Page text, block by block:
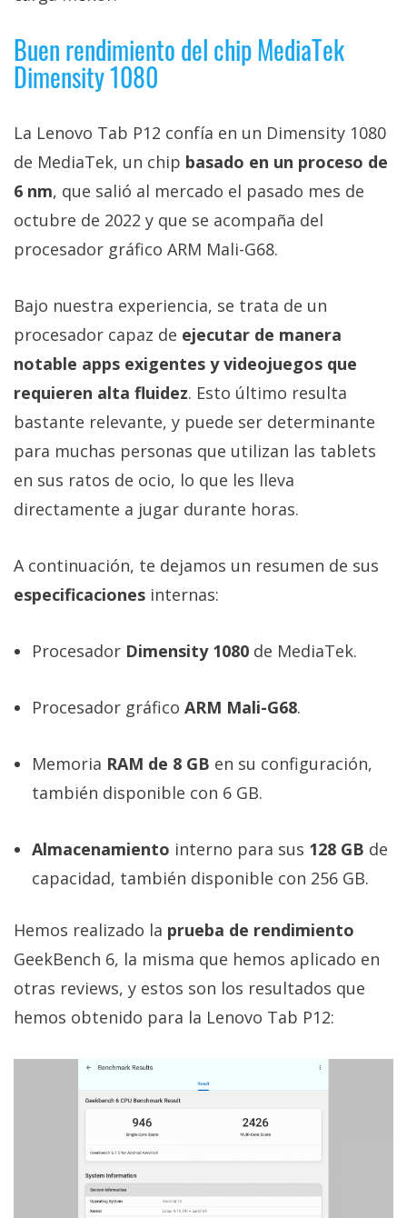
Buen rendimiento del chip MediaTek
Dimensity 1080
La Lenovo Tab P12 confía en un Dimensity 1080
de MediaTek, un chip basado en un proceso de
6 nm, que salió al mercado el pasado mes de
octubre de 2022 y que se acompaña del
procesador gráfico ARM Mali-G68.
Bajo nuestra experiencia, se trata de un
procesador capaz de ejecutar de manera
notable apps exigentes y videojuegos que
requieren alta fluidez. Esto último resulta
bastante relevante, y puede ser determinante
para muchas personas que utilizan las tablets
en sus ratos de ocio, lo que les lleva
directamente a jugar durante horas.
A continuación, te dejamos un resumen de sus
especificaciones internas:
Procesador Dimensity 1080 de MediaTek.
Procesador gráfico ARM Mali-G68.
Memoria RAM de 8 GB en su configuración,
también disponible con 6 GB.
Almacenamiento interno para sus 128 GB de
capacidad, también disponible con 256 GB.
Hemos realizado la prueba de rendimiento
GeekBench 6, la misma que hemos aplicado en
otras reviews, y estos son los resultados que
hemos obtenido para la Lenovo Tab P12: